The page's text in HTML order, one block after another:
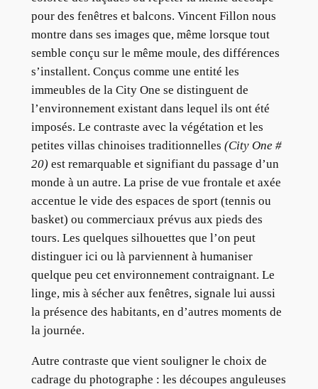
pour des fenêtres et balcons. Vincent Fillon nous
montre dans ses images que, même lorsque tout
semble conçu sur le même moule, des différences
s’installent. Conçus comme une entité les
immeubles de la City One se distinguent de
l’environnement existant dans lequel ils ont été
imposés. Le contraste avec la végétation et les
petites villas chinoises traditionnelles (City One #
20)est remarquable et signifiant du passage d’un
monde à un autre. La prise de vue frontale et axée
accentue le vide des espaces de sport (tennis ou
basket) ou commerciaux prévus aux pieds des
tours. Les quelques silhouettes que l’on peut
distinguer ici ou là parviennent à humaniser
quelque peu cet environnement contraignant. Le
linge, mis à sécher aux fenêtres, signale lui aussi
la présence des habitants, en d’autres moments de
la journée.
Autre contraste que vient souligner le choix de
cadrage du photographe : les découpes anguleuses